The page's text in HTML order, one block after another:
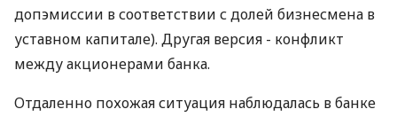
допэмиссии в соответствии с долей бизнесмена в
уставном капитале). Другая версия - конфликт
между акционерами банка.
Отдаленно похожая ситуация наблюдалась в банке